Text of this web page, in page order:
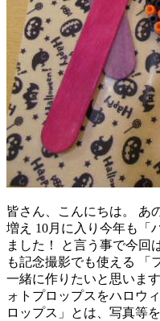
皆さん、こんにちは。 あ
増え 10月に入り今年も「
ました！ と言う事で今回
も記念撮影でも使える 「
一緒に作りたいと思いま
ォトプロップスをハロウ
ロップス」とは、写真等